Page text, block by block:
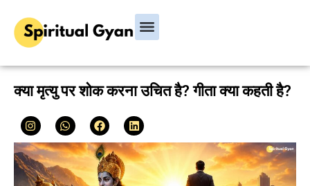
क्या मृत्यु पर शोक करना उचित है? गीता क्या कहती है?